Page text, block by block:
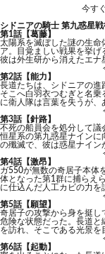
今す
シドニアの騎士 第九惑星
第1話【葛藤】
太陽系を滅ぼした謎の生命
ア。目覚ましい戦果を挙げ
彼は外生研から消えたエナ
第2話【能力】
長道たちは、シドニアの進
そこへ白羽衣つむぎと名
に衛人隊は言葉を失うが、
第3話【針路】
不死の船員会を処分して議
恒星系の第九惑星ナインに
の殲滅で、彼は惑星ナイン
第4話【激昂】
ガ550が無数の奇居子本体
体となった第1群に捕らえ
に仕込んだ人工カビの力を
第5話【願望】
奇居子の攻撃から身を挺
危険な状態だった。長道と
を訪れ、そこである光景を
第6話【起動】